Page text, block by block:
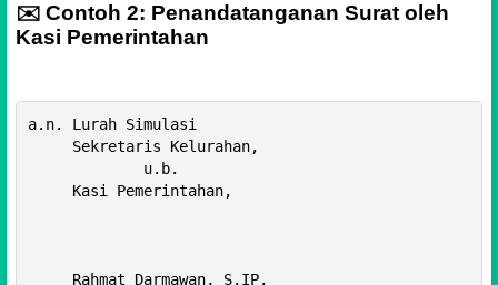
✉️ Contoh 2: Penandatanganan Surat oleh
Kasi Pemerintahan
a.n. Lurah Simulasi